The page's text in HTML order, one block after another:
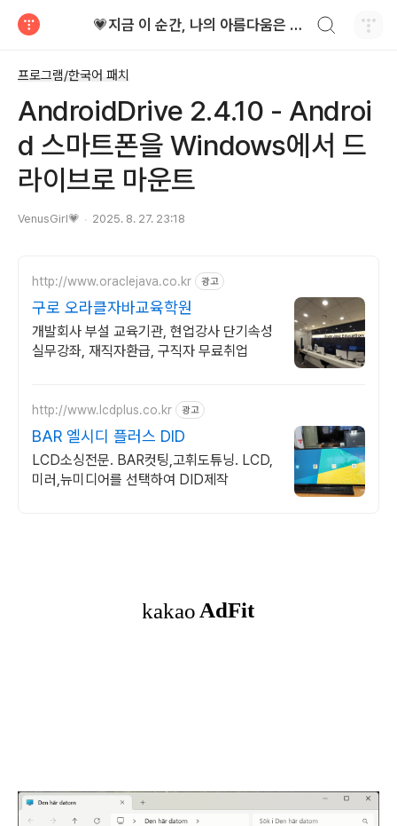
💗지금 이 순간, 나의 아름다움은 가장 빛난다!
프로그램/한국어 패치
AndroidDrive 2.4.10 - Androi
d 스마트폰을 Windows에서 드
라이브로 마운트
VenusGirl💗 2025. 8. 27. 23:18
http://www.oraclejava.co.kr 광고
구로 오라클자바교육학원
개발회사 부설 교육기관, 현업강사 단기속성
실무강좌, 재직자환급, 구직자 무료취업
http://www.lcdplus.co.kr 광고
BAR 엘시디 플러스 DID
LCD소싱전문. BAR컷팅,고휘도튜닝. LCD,
미러,뉴미디어를 선택하여 DID제작